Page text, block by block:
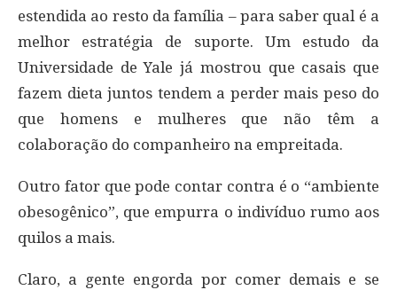
estendida ao resto da família – para saber qual é a
melhor estratégia de suporte. Um estudo da
Universidade de Yale já mostrou que casais que
fazem dieta juntos tendem a perder mais peso do
que homens e mulheres que não têm a
colaboração do companheiro na empreitada.
Outro fator que pode contar contra é o “ambiente
obesogênico”, que empurra o indivíduo rumo aos
quilos a mais.
Claro, a gente engorda por comer demais e se